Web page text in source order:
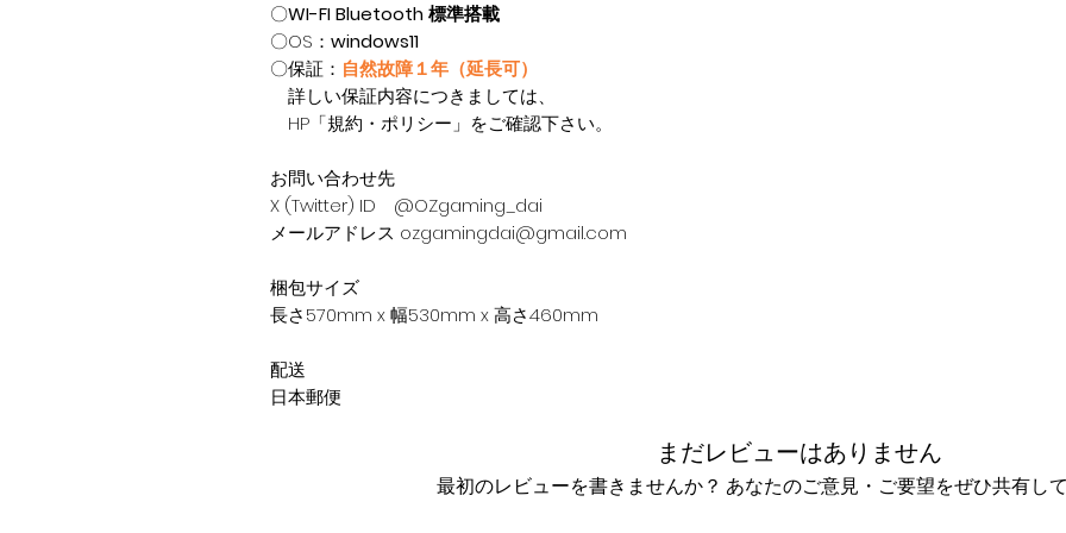
〇WI-FI Bluetooth 標準搭載
〇OS： windows11
〇保証： 自然故障１年（延長可）
詳しい保証内容につきましては、
HP「規約・ポリシー」をご確認下さい。
お問い合わせ先
X (Twitter) ID @OZgaming_dai
メールアドレス ozgamingdai@gmail.com
梱包サイズ
長さ570mm x 幅530mm x 高さ460mm
配送
日本郵便
まだレビューはありません
最初のレビューを書きませんか？ あなたのご意見・ご要望をぜひ共有して